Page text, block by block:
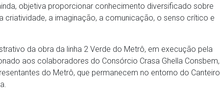
objetiva proporcionar conhecimento diversificado sobre
criatividade, a imaginação, a comunicação, o senso crítico e
da obra da linha 2 Verde do Metrô, em execução pela
aos colaboradores do Consórcio Crasa Ghella Consbem,
do Metrô, que permanecem no entorno do Canteiro